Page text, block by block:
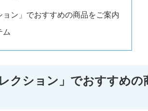
ン」でおすすめの商品をご案内
ム
クション」でおすすめの